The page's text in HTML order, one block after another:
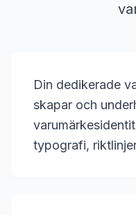
Din dedikerade
skapar och
typografi,